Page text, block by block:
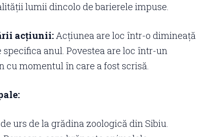
lumii dincolo de barierele impuse.
acțiunii:Acțiunea are loc într-o dimineață
specifica anul. Povestea are loc într-un
cu momentul în care a fost scrisă.
urs de la grădina zoologică din Sibiu.